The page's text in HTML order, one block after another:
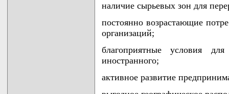
наличие сырьевых зон для
постоянно возрастающие
организаций;
благоприятные условия
иностранного;
активное развитие